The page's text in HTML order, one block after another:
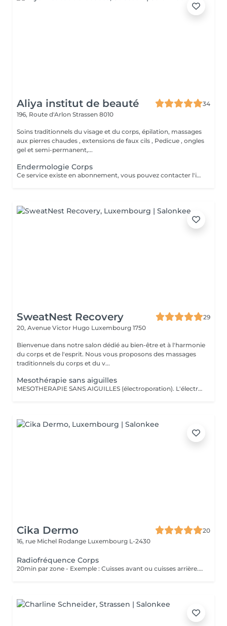
Aliya institut de beauté
34
196, Route d'Arlon Strassen 8010
Soins traditionnels du visage et du corps, épilation, massages
aux pierres chaudes , extensions de faux cils , Pedicue , ongles
gel et semi-permanent,...
Endermologie Corps
Ce service existe en abonnement, vous pouvez contacter l'institut pour de plus amples renseignements.
SweatNest Recovery
29
20, Avenue Victor Hugo Luxembourg 1750
Bienvenue dans notre salon dédié au bien-être et à l'harmonie
du corps et de l'esprit. Nous vous proposons des massages
traditionnels du corps et du v...
Mesothérapie sans aiguilles
MESOTHERAPIE SANS AIGUILLES (électroporation). L'électromésothérapie est une technique médicale non invasive qui utilise des impulsions électriques pour améliorer l'apparence de la peau et le bien-être général. C'est une méthode sûre et efficace pour traiter une variété de problèmes de peau, des rides aux cicatrices d'acné, et elle est devenue une composante essentielle de nombreuses pratiques esthétiques. La mésothérapie sans aiguilles est également efficace pour le remodelage corporel et la réduction de la cellulite. Elle peut aider à tonifier les muscles et à éliminer les dépôts de graisse, aidant ainsi les clients à obtenir une silhouette plus ferme et plus sculptée. Cette technique utilise des courants électriques faibles intensité pour faire traverser la surface protectrice de la peau et les membranes cellulaires aux substances actives choisis selon des besoins et des effets attendus (p.ex., des enzymes et des produits favorisants le drainage lymphatique). Voici quelques-unes des principales contre-indications à l'électromésothérapie : Maladies cardiaques et porteurs de pacemaker Grossesse Épilepsie Cancers de la peau Diabète avancé Infections cutanées actives ou irritations cutanées graves Nombre de séances est établi selon des besoins et des résultats recherchés.
Cika Dermo
20
16, rue Michel Rodange Luxembourg L-2430
Radiofréquence Corps
20min par zone - Exemple : Cuisses avant ou cuisses arrière. Soin Raffermissant pour le relâchement cutané ou la cellulite légère. L'effet est immédiat et évolutif sous 48h. Nous vous conseillons de faire ce soin en commençant par une cure de 6 séances et par la suite sous forme d'entretien uniquement.